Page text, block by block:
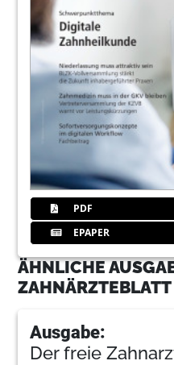
PDF
EPAPER
ÄHNLICHE
ZAHNÄRZTEBLATT
Ausgabe:
Der freie